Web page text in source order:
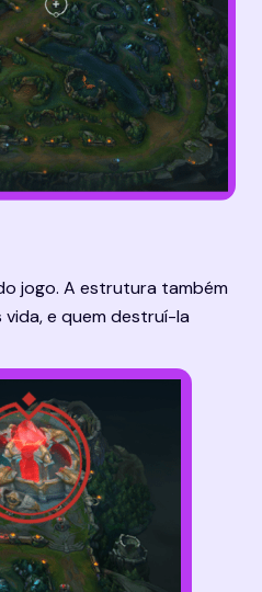
jogo. A estrutura também
e quem destruí-la